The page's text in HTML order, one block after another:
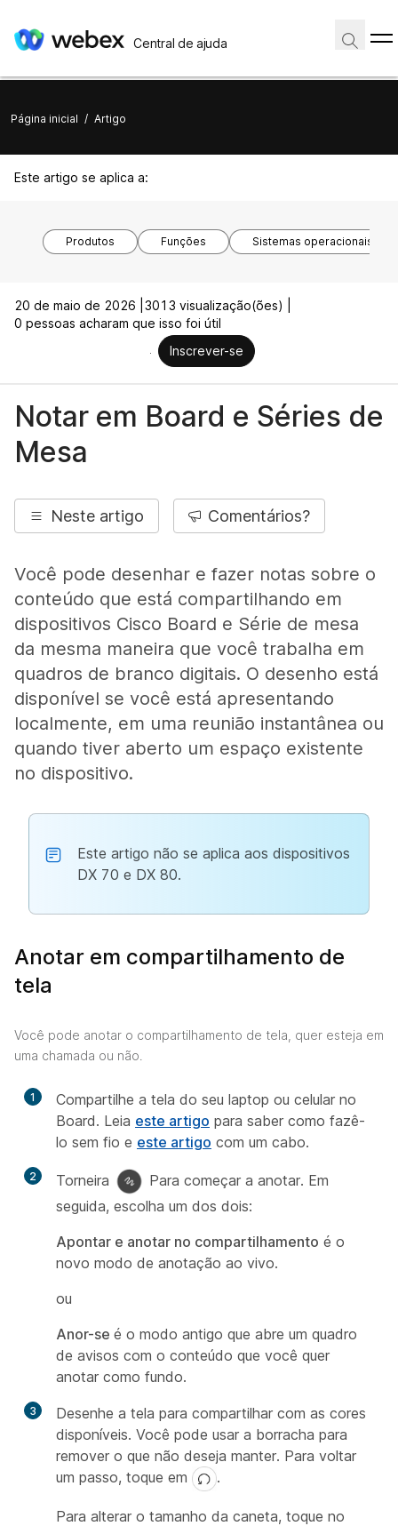
Central de ajuda
Página inicial / Artigo
Este artigo se aplica a:
Produtos Funções Sistemas operacionais
20 de maio de 2026 | 3013 visualização(ões) |
0 pessoas acharam que isso foi útil
Inscrever-se
Notar em Board e Séries de
Mesa
Neste artigo Comentários?
Você pode desenhar e fazer notas sobre o
conteúdo que está compartilhando em
dispositivos Cisco Board e Série de mesa
da mesma maneira que você trabalha em
quadros de branco digitais. O desenho está
disponível se você está apresentando
localmente, em uma reunião instantânea ou
quando tiver aberto um espaço existente
no dispositivo.
Este artigo não se aplica aos dispositivos
DX 70 e DX 80.
Anotar em compartilhamento de
tela
Você pode anotar o compartilhamento de tela, quer esteja em
uma chamada ou não.
1
Compartilhe a tela do seu laptop ou celular no
Board. Leia este artigo para saber como fazê-
lo sem fio e este artigo com um cabo.
2 Torneira
Para começar a anotar. Em
seguida, escolha um dos dois:
Apontar e anotar no compartilhamento é o
novo modo de anotação ao vivo.
ou
Anor-se é o modo antigo que abre um quadro
de avisos com o conteúdo que você quer
anotar como fundo.
3
Desenhe a tela para compartilhar com as cores
disponíveis. Você pode usar a borracha para
remover o que não deseja manter. Para voltar
um passo, toque em
.
Para alterar o tamanho da caneta, toque no